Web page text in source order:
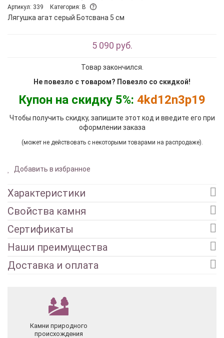
Артикул: 339 Категория: B
Лягушка агат серый Ботсвана 5 см
5 090 руб.
Товар закончился.
Не повезло с товаром? Повезло со скидкой!
Купон на скидку 5%: 4kd12n3p19
Чтобы получить скидку, запишите этот код и введите его при
оформлении заказа
(может не действовать с некоторыми товарами на распродаже).
Добавить в избранное
Характеристики
Свойства камня
Сертификаты
Наши преимущества
Доставка и оплата
Камни природного
происхождения